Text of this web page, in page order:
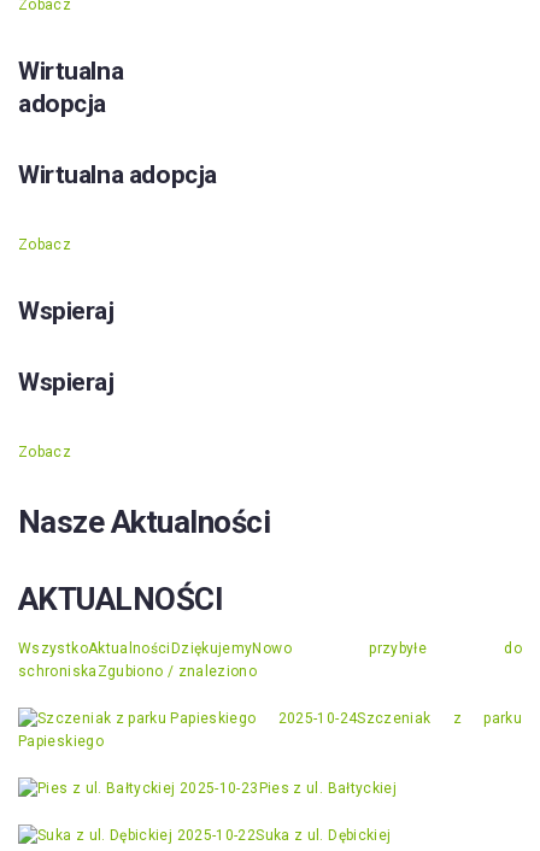
Zobacz
Wirtualna
adopcja
Wirtualna adopcja
Zobacz
Wspieraj
Wspieraj
Zobacz
Nasze Aktualności
AKTUALNOŚCI
WszystkoAktualności DziękujemyNowo przybyłe do
schroniska Zgubiono / znaleziono
2025-10-24Szczeniak z parku
Papieskiego
2025-10-23 Pies z ul. Bałtyckiej
2025-10-22Suka z ul. Dębickiej